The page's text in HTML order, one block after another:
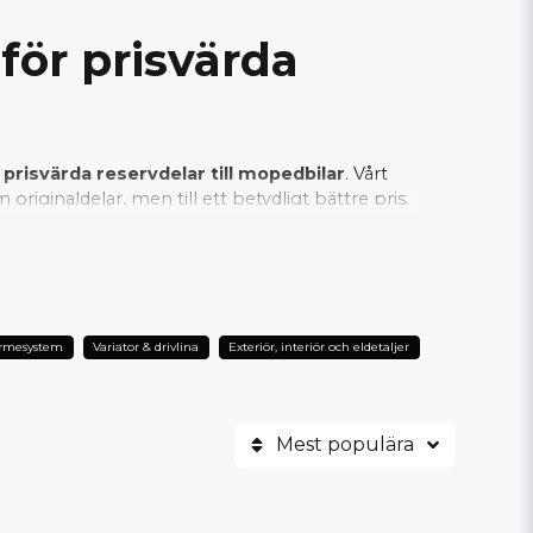
prisvärda
reservdelar till mopedbilar. Vårt
originaldelar, men till ett betydligt bättre pris.
är SCP det självklara valet när man vill
Variator & drivlina Exteriör, interiör och eldetaljer
Mest populära